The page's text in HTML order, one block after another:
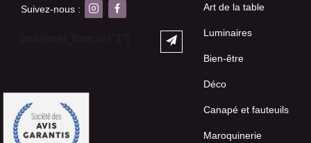
Suivez-nous : Art de la table
Luminaires
Bien-être
Déco
Canapé et fauteuils
Maroquinerie